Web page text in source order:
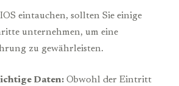
eintauchen, sollten Sie einige
unternehmen, um eine
zu gewährleisten.
Daten: Obwohl der Eintritt